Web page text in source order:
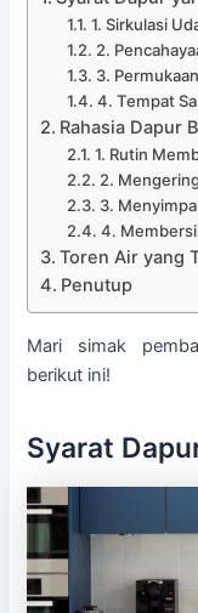
1. Sirkulasi
2.
3.
4. Tempat
Rahasia Dapur
1. Rutin
2.
3.
4.
Toren Air yang
Penutup
Mari simak
berikut ini!
Syarat